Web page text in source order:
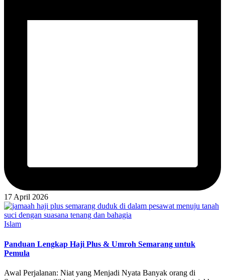
17 April 2026
Posted
Islam
Panduan Lengkap Haji Plus & Umroh Semarang untuk
Pemula
Awal Perjalanan: Niat yang Menjadi Nyata Banyak orang di